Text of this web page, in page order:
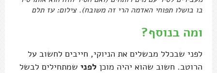
בו בושלו תפוחי האדמה הרי זה משובח). צילום: עז תלם
ומה בנוסף?
לפני שבכלל מבשלים את הניוקי, חייבים לחשוב על
הרוטב. חשוב שהוא יהיה מוכן לפני שמתחילים לבשל